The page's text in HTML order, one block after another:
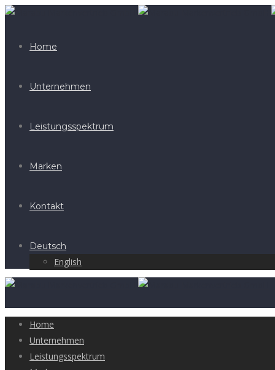
Home
Unternehmen
Leistungsspektrum
Marken
Kontakt
Deutsch
English
Home
Unternehmen
Leistungsspektrum